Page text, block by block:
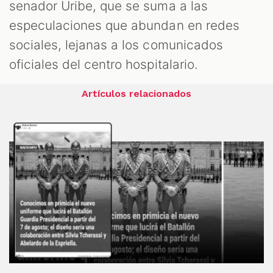
senador Uribe, que se suma a las
especulaciones que abundan en redes
sociales, lejanas a los comunicados
oficiales del centro hospitalario.
Artículos relacionados